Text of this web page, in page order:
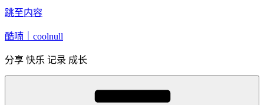
跳至内容
酷喃｜coolnull
分享 快乐 记录 成长